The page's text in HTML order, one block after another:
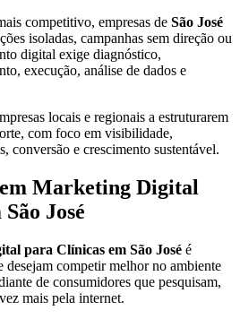
competitivo, empresas de São José
isoladas, campanhas sem direção ou
digital exige diagnóstico,
execução, análise de dados e
locais e regionais a estruturarem
com foco em visibilidade,
conversão e crescimento sustentável.
Marketing Digital
José
para Clínicas em São José é
desejam competir melhor no ambiente
de consumidores que pesquisam,
mais pela internet.